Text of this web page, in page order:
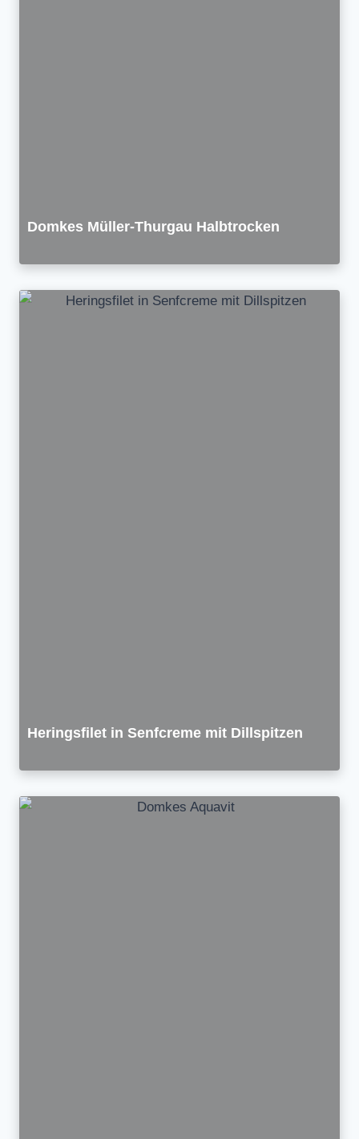
Domkes Müller-Thurgau Halbtrocken
Heringsfilet in Senfcreme mit Dillspitzen